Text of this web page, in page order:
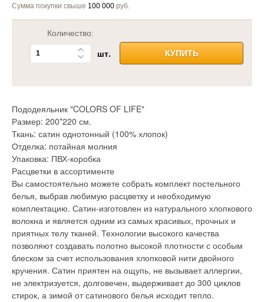
Сумма покупки свыше 100 000 руб.
Количество:
шт. КУПИТЬ
Пододеяльник "COLORS OF LIFE"
Размер: 200*220 см.
Ткань: сатин однотонный (100% хлопок)
Отделка: потайная молния
Упаковка: ПВХ-коробка
Расцветки в ассортименте
Вы самостоятельно можете собрать комплект постельного
белья, выбрав любимую расцветку и необходимую
комплектацию. Сатин-изготовлен из натурального хлопкового
волокна и является одним из самых красивых, прочных и
приятных телу тканей. Технологии высокого качества
позволяют создавать полотно высокой плотности с особым
блеском за счет использования хлопковой нити двойного
кручения. Сатин приятен на ощупь, не вызывает аллергии,
не электризуется, долговечен, выдерживает до 300 циклов
стирок, а зимой от сатинового белья исходит тепло.